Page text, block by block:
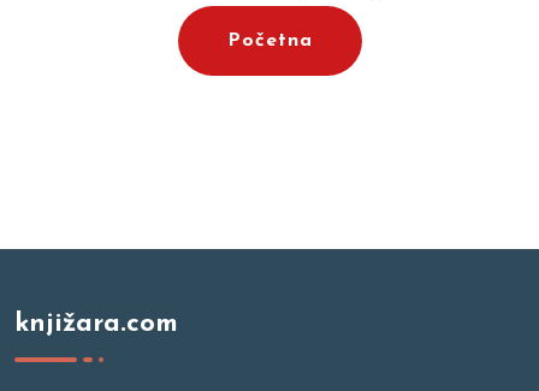
Početna
knjižara.com